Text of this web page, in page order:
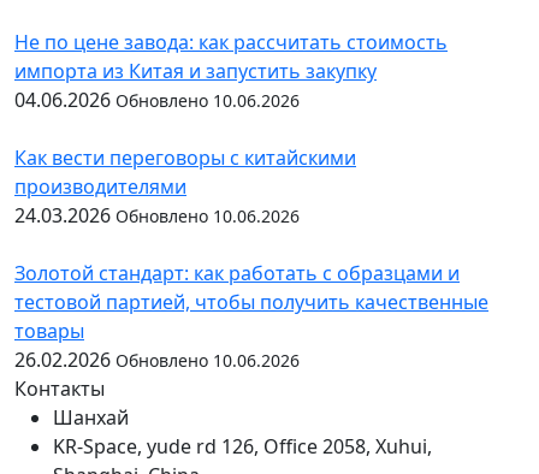
Не по цене завода: как рассчитать стоимость
импорта из Китая и запустить закупку
04.06.2026 Обновлено 10.06.2026
Как вести переговоры с китайскими
производителями
24.03.2026 Обновлено 10.06.2026
Золотой стандарт: как работать с образцами и
тестовой партией, чтобы получить качественные
товары
26.02.2026 Обновлено 10.06.2026
Контакты
Шанхай
KR-Space, yude rd 126, Office 2058, Xuhui,